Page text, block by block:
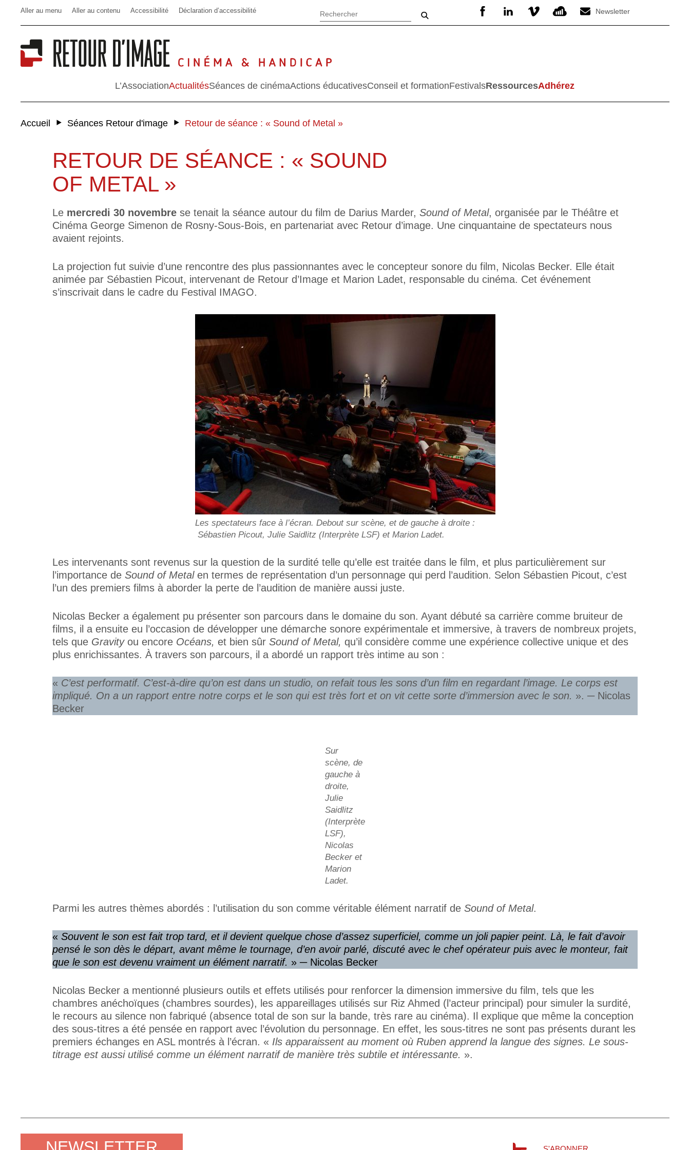
Aller au menu Aller au contenu Accessibilité Déclaration d’accessibilité Newsletter
L’AssociationActualitésSéances de cinémaActions éducativesConseil et formationFestivalsRessourcesAdhérez
Accueil ‣ Séances Retour d'image ‣ Retour de séance : « Sound of Metal »
RETOUR DE SÉANCE : « SOUND
OF METAL »
Le mercredi 30 novembre se tenait la séance autour du film de Darius Marder, Sound of Metal, organisée par le Théâtre et
Cinéma George Simenon de Rosny-Sous-Bois, en partenariat avec Retour d’image. Une cinquantaine de spectateurs nous
avaient rejoints.
La projection fut suivie d’une rencontre des plus passionnantes avec le concepteur sonore du film, Nicolas Becker. Elle était
animée par Sébastien Picout, intervenant de Retour d’Image et Marion Ladet, responsable du cinéma. Cet événement
s’inscrivait dans le cadre du Festival IMAGO.
Les spectateurs face à l’écran. Debout sur scène, et de gauche à droite :
Sébastien Picout, Julie Saidlitz (Interprète LSF) et Marion Ladet.
Les intervenants sont revenus sur la question de la surdité telle qu’elle est traitée dans le film, et plus particulièrement sur
l’importance de Sound of Metalen termes de représentation d’un personnage qui perd l’audition. Selon Sébastien Picout, c’est
l’un des premiers films à aborder la perte de l’audition de manière aussi juste.
Nicolas Becker a également pu présenter son parcours dans le domaine du son. Ayant débuté sa carrière comme bruiteur de
films, il a ensuite eu l’occasion de développer une démarche sonore expérimentale et immersive, à travers de nombreux projets,
tels que Gravityou encore Océans, et bien sûr Sound of Metal, qu’il considère comme une expérience collective unique et des
plus enrichissantes. À travers son parcours, il a abordé un rapport très intime au son :
« C’est performatif. C’est-à-dire qu’on est dans un studio, on refait tous les sons d’un film en regardant l’image. Le corps est
impliqué. On a un rapport entre notre corps et le son qui est très fort et on vit cette sorte d’immersion avec le son. ». ─ Nicolas
Becker
Sur
scène, de
gauche à
droite,
Julie
Saidlitz
(Interprète
LSF),
Nicolas
Becker et
Marion
Ladet.
Parmi les autres thèmes abordés : l’utilisation du son comme véritable élément narratif de Sound of Metal.
« Souvent le son est fait trop tard, et il devient quelque chose d’assez superficiel, comme un joli papier peint. Là, le fait d’avoir
pensé le son dès le départ, avant même le tournage, d’en avoir parlé, discuté avec le chef opérateur puis avec le monteur, fait
que le son est devenu vraiment un élément narratif. » ─ Nicolas Becker
Nicolas Becker a mentionné plusieurs outils et effets utilisés pour renforcer la dimension immersive du film, tels que les
chambres anéchoïques (chambres sourdes), les appareillages utilisés sur Riz Ahmed (l’acteur principal) pour simuler la surdité,
le recours au silence non fabriqué (absence total de son sur la bande, très rare au cinéma). Il explique que même la conception
des sous-titres a été pensée en rapport avec l’évolution du personnage. En effet, les sous-titres ne sont pas présents durant les
premiers échanges en ASL montrés à l’écran. « Ils apparaissent au moment où Ruben apprend la langue des signes. Le sous-
titrage est aussi utilisé comme un élément narratif de manière très subtile et intéressante. ».